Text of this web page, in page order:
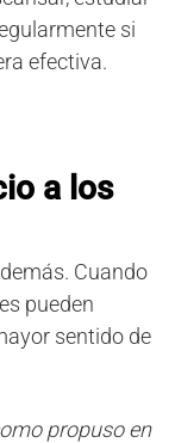
si
efectiva.
a los
Cuando
pueden
sentido de
propuso en